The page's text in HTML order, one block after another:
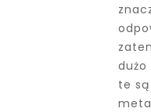
dużo
te